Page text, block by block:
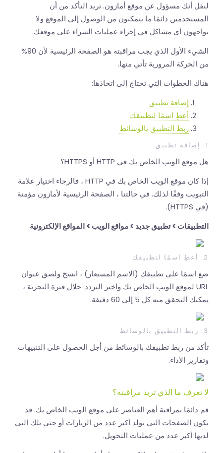
لنقل أنك مسؤول عن موقع أمازون. تريد التأكد من أن
المستخدمين دائمًا ما يتمكنون من الوصول إلى الموقع ولا
يواجهون أي مشاكل في إجراء عمليات الشراء على موقعك.
الشيء الأول الذي يجب مراقبته هو الصفحة الرئيسية لأن 90%
من الحركة المرورية تأتي منها.
هناك الخطوات التي تحتاج إلى اتخاذها:
إضافة تطبيق
أعطِ اسمًا لتطبيقك
ربط التطبيق بالوسائط
1. إضافة تطبيق
هل موقع الويب الخاص بك في HTTP أو HTTPS؟
إذا كان موقع الويب الخاص بك في HTTP ، فالرجاء اختيار علامة
التبويب وفقًا لذلك. في حالتنا ، الصفحة الرئيسية لأمازون مؤمنة
(في HTTPS).
التطبيقات > تطبيق جديد > مواقع الويب > المواقع الإلكترونية
2. أعطِ اسمًا لتطبيقك
ضع اسمًا على تطبيقك (الاسم المستعار) ، انسخ ولصق عنوان
URL لموقع الويب الخاص بك واختر التردد. خلال فترة التجربة ،
يمكنك التحقق منه كل 5 إلى 60 دقيقة.
3. ربط التطبيق بالوسائط
تأكد من ربط تطبيقك بالوسائط من أجل الحصول على التنبيهات
وتقارير الأداء.
لا تعرف ما الذي تريد مراقبته؟
قم دائمًا بمراقبة أهم العناصر على موقع الويب الخاص بك. قد
تكون الصفحات التي تولد أكبر عدد من الزيارات أو حتى تلك التي
لديها أكبر عدد من عمليات التحويل.